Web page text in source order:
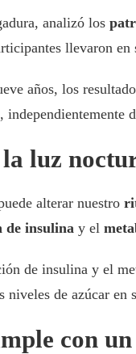
analizó los
llevaron en
años, los
luz
alterar nuestro
de insulina y el
de insulina y el
niveles de azúcar
con